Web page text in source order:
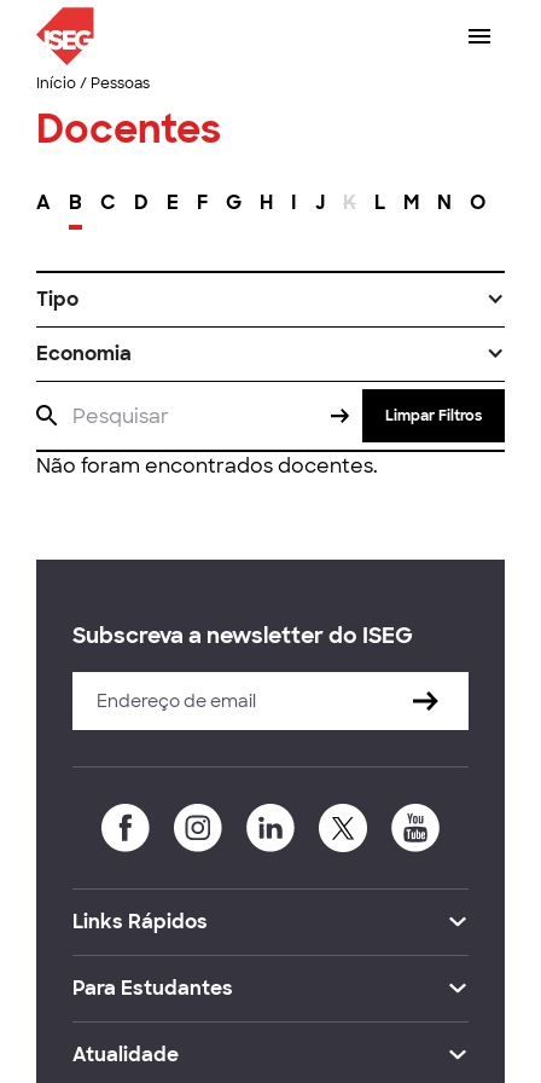
Início/ Pessoas
Docentes
A B C D E F G H I J K L M N O
Tipo
Economia
Limpar Filtros
Não foram encontrados docentes.
Subscreva a newsletter do ISEG
Links Rápidos
Para Estudantes
Atualidade